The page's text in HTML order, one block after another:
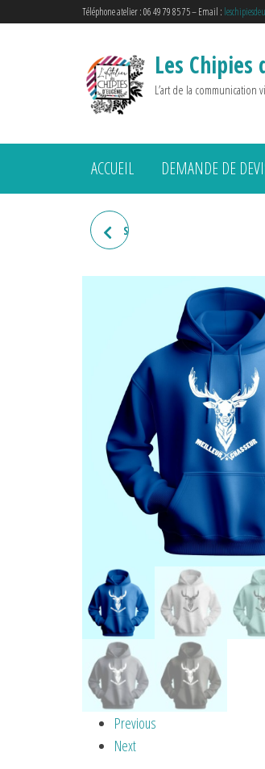
Téléphone atelier : 06 49 79 85 75 – Email :
Les Chipies
L’art de la communication
ACCUEIL DEMANDE DE
SWEAT HOMME "MEILLEUR
Previous
Next